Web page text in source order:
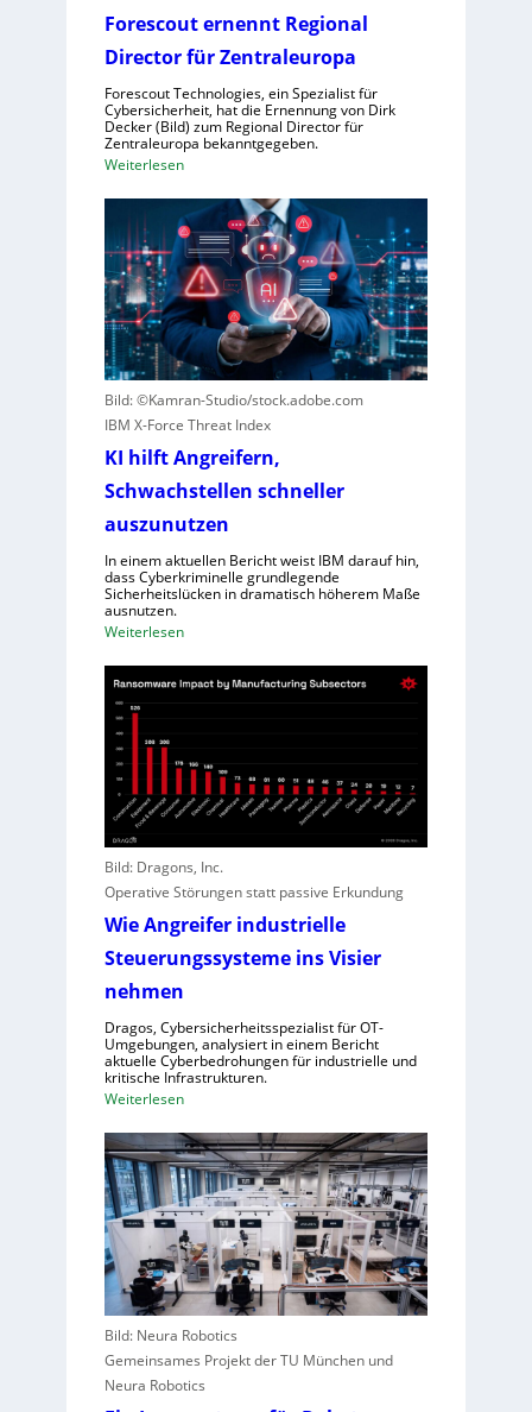
r
b
e
n
o
r
w
ü
r
f
e
w
e
g
e
S
c
l
e
c
t
t
n
g
Forescout ernennt Regional
Director für Zentraleuropa
Forescout Technologies, ein Spezialist für
Cybersicherheit, hat die Ernennung von Dirk
Decker (Bild) zum Regional Director für
Zentraleuropa bekanntgegeben.
Weiterlesen:
o
r
e
s
c
o
u
n
e
n
t
R
g
i
o
l
i
e
c
o
r
f
r
Z
e
t
r
a
l
e
u
r
o
p
a
Bild: ©Kamran-Studio/stock.adobe.com
IBM X-Force Threat Index
KI hilft Angreifern,
Schwachstellen schneller
auszunutzen
In einem aktuellen Bericht weist IBM darauf hin,
dass Cyberkriminelle grundlegende
Sicherheitslücken in dramatisch höherem Maße
ausnutzen.
Weiterlesen:
I
t
e
i
e
r
n
,
S
c
h
w
a
c
h
s
t
e
l
l
Bild: Dragons, Inc.
Operative Störungen statt passive Erkundung
Wie Angreifer industrielle
Steuerungssysteme ins Visier
nehmen
Dragos, Cybersicherheitsspezialist für OT-
Umgebungen, analysiert in einem Bericht
aktuelle Cyberbedrohungen für industrielle und
kritische Infrastrukturen.
Weiterlesen:
i
e
A
n
g
r
e
i
f
e
r
Bild: Neura Robotics
Gemeinsames Projekt der TU München und
Neura Robotics